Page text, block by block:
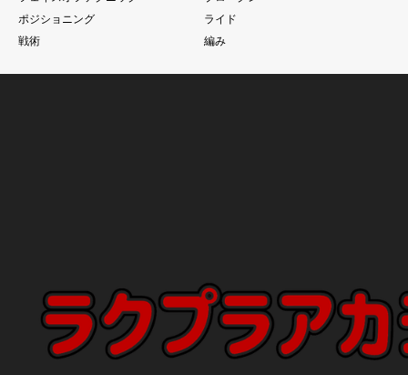
ポジショニング
ライド
戦術
編み